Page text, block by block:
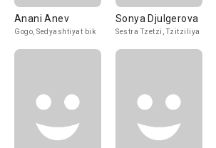
Anani Anev
Gogo, Sedyashtiyat bik
Sonya Djulgerova
Sestra Tzetzi, Tzitziliya